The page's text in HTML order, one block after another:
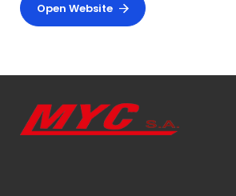
Open Website